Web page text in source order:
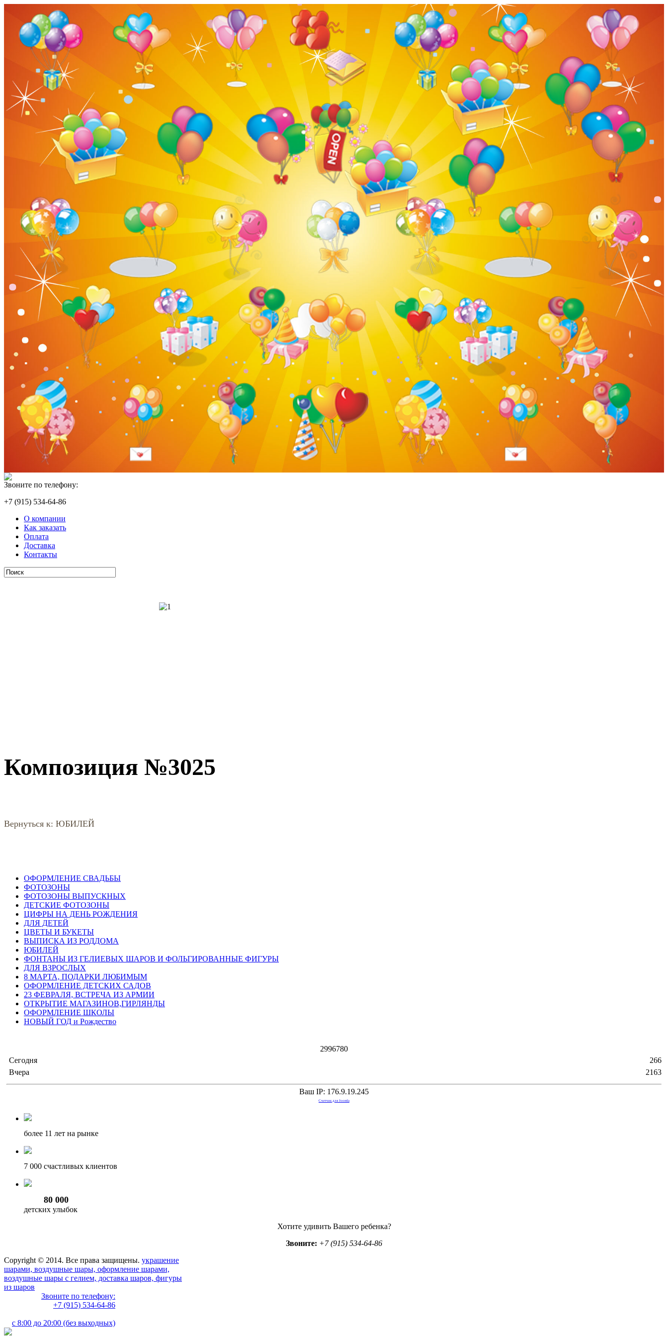
Звоните по телефону:
+7 (915) 534-64-86
О компании
Как заказать
Оплата
Доставка
Контакты
Композиция №3025
Вернуться к: ЮБИЛЕЙ
ОФОРМЛЕНИЕ СВАДЬБЫ
ФОТОЗОНЫ
ФОТОЗОНЫ ВЫПУСКНЫХ
ДЕТСКИЕ ФОТОЗОНЫ
ЦИФРЫ НА ДЕНЬ РОЖДЕНИЯ
ДЛЯ ДЕТЕЙ
ЦВЕТЫ И БУКЕТЫ
ВЫПИСКА ИЗ РОДДОМА
ЮБИЛЕЙ
ФОНТАНЫ ИЗ ГЕЛИЕВЫХ ШАРОВ И ФОЛЬГИРОВАННЫЕ ФИГУРЫ
ДЛЯ ВЗРОСЛЫХ
8 МАРТА, ПОДАРКИ ЛЮБИМЫМ
ОФОРМЛЕНИЕ ДЕТСКИХ САДОВ
23 ФЕВРАЛЯ, ВСТРЕЧА ИЗ АРМИИ
ОТКРЫТИЕ МАГАЗИНОВ,ГИРЛЯНДЫ
ОФОРМЛЕНИЕ ШКОЛЫ
НОВЫЙ ГОД и Рождество
2996780
Сегодня
Вчера
266
2163
Ваш IP: 176.9.19.245
Счетчик для Joomla
более 11 лет на рынке
7 000 счастливых клиентов
80 000
детских улыбок
Хотите удивить Вашего ребенка?
Звоните: +7 (915) 534-64-86
Copyright © 2014. Все права защищены. украшение
шарами, воздушные шары, оформление шарами,
воздушные шары с гелием, доставка шаров, фигуры
из шаров
Звоните по телефону:
+7 (915) 534-64-86
с 8:00 до 20:00 (без выходных)